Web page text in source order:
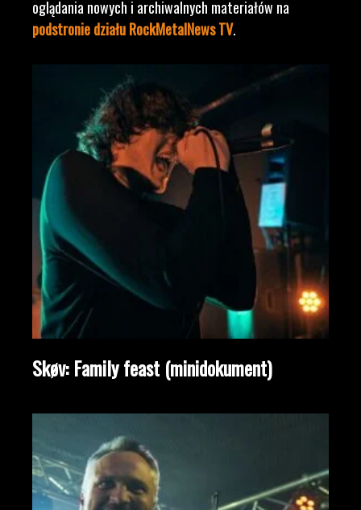
oglądania nowych i archiwalnych materiałów na
podstronie działu RockMetalNews TV.
Skøv: Family feast (minidokument)